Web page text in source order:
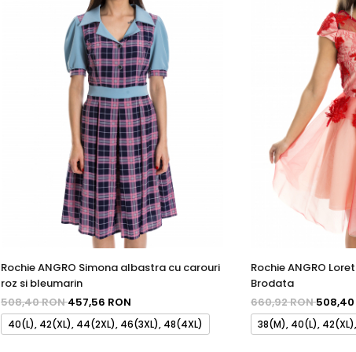
Rochie ANGRO Simona albastra cu carouri
roz si bleumarin
508,40 RON457,56 RON
40(L), 42(XL), 44(2XL), 46(3XL), 48(4XL)
Rochie ANGRO
Brodata
660,92 RON508,40
38(M), 40(L),